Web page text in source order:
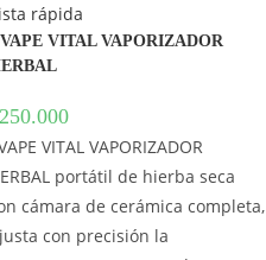
rápida
VITAL VAPORIZADOR
250.000
VITAL VAPORIZADOR
portátil de hierba seca
cámara de cerámica completa,
con precisión la